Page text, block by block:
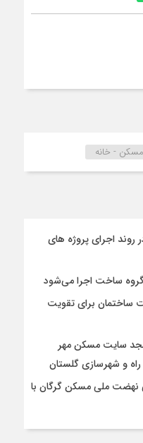
مسکن - خانه
روند اجرای پروژه های
گروه ساخت اجرا می‌شود
ساختمان برای تقویت
سایت مسکن مهر
راه و شهرسازی گلستان
پروژه ۱۲۶۰ واحدی نهضت ملی مسکن گرگان با